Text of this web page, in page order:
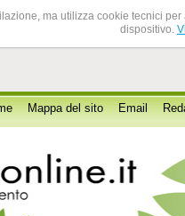
ma utilizza cookie tecnici
dispositivo.
Mappa del sito Email